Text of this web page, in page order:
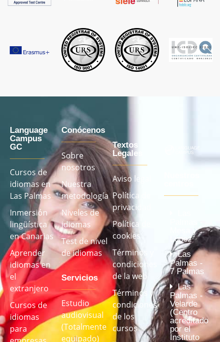
Language
Campus
GC
Cursos de
idiomas en
Las Palmas
Inmersión
lingüística
en Canarias
Aprender
idiomas en
el
extranjero
Cursos de
idiomas
para
Conócenos
Sobre
nosotros
Nuestra
metodología
Niveles de
idiomas
Test de nivel
de idiomas
Servicios
Estudio
audiovisual
(Totalmente
equipado)
Textos
Legales
Aviso legal
Política de
privacidad
Política de
cookies
Términos y
condiciones
de la web
Términos y
condiciones
de los
cursos
Mesa y
López
Las
Palmas -
7 Palmas
Las
Palmas -
Velarde
(Centro
acreditado
por el
Instituto